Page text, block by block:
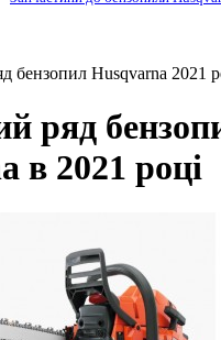
бензопил Husqvarna 2021
ряд
в 2021 році